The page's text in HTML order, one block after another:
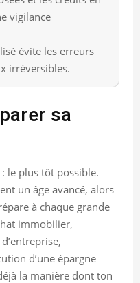
vigilance
évite les erreurs
irréversibles.
sa
: le plus tôt possible.
un âge avancé, alors
à chaque grande
immobilier,
d’une épargne
la manière dont ton